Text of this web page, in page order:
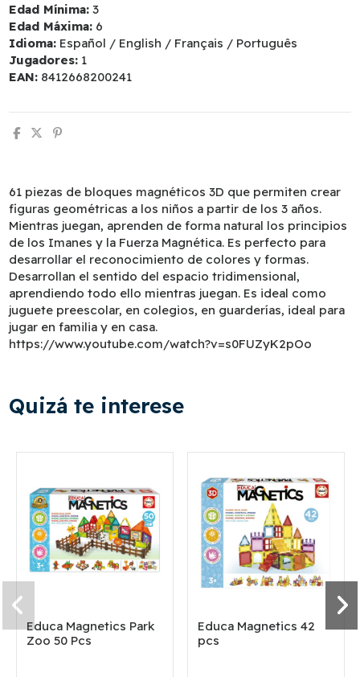
Edad Mínima: 3
Edad Máxima: 6
Idioma: Español / English / Français / Português
Jugadores: 1
EAN: 8412668200241
61 piezas de bloques magnéticos 3D que permiten crear
figuras geométricas a los niños a partir de los 3 años.
Mientras juegan, aprenden de forma natural los principios
de los Imanes y la Fuerza Magnética. Es perfecto para
desarrollar el reconocimiento de colores y formas.
Desarrollan el sentido del espacio tridimensional,
aprendiendo todo ello mientras juegan. Es ideal como
juguete preescolar, en colegios, en guarderías, ideal para
jugar en familia y en casa.
https://www.youtube.com/watch?v=s0FUZyK2pOo
Quizá te interese
Educa Magnetics Park
Zoo 50 Pcs
Educa Magnetics 42
pcs